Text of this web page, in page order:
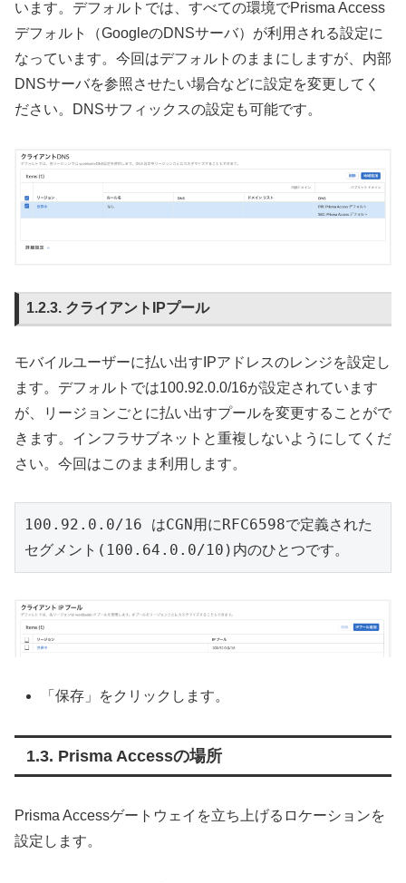
います。デフォルトでは、すべての環境でPrisma Access
デフォルト（GoogleのDNSサーバ）が利用される設定に
なっています。今回はデフォルトのままにしますが、内部
DNSサーバを参照させたい場合などに設定を変更してく
ださい。DNSサフィックスの設定も可能です。
クライアントIPプール
モバイルユーザーに払い出すIPアドレスのレンジを設定し
ます。デフォルトでは100.92.0.0/16が設定されています
が、リージョンごとに払い出すプールを変更することがで
きます。インフラサブネットと重複しないようにしてくだ
さい。今回はこのまま利用します。
100.92.0.0/16 はCGN用にRFC6598で定義された
セグメント(100.64.0.0/10)内のひとつです。
「保存」をクリックします。
Prisma Accessの場所
Prisma Accessゲートウェイを立ち上げるロケーションを
設定します。